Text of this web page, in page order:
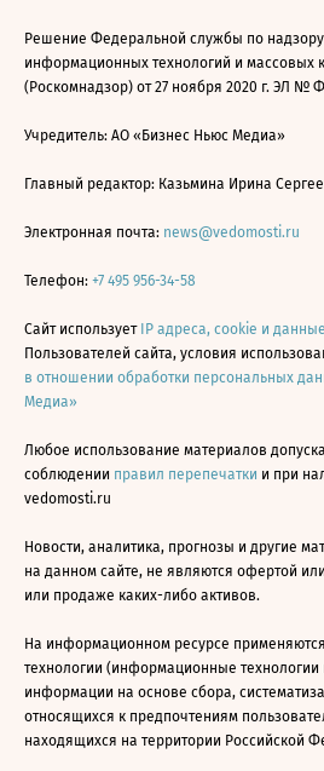
Решение Федеральной службы по
информационных технологий и массовых
(Роскомнадзор) от 27 ноября 2020 г. ЭЛ №
Учредитель: АО «Бизнес Ньюс Медиа»
Главный редактор: Казьмина Ирина
Электронная почта: news@vedomosti.ru
Телефон: +7 495 956-34-58
Сайт использует IP адреса, cookie и
Пользователей сайта, условия
в отношении обработки персональных
Медиа»
Любое использование материалов
соблюдении правил перепечатки и при
vedomosti.ru
Новости, аналитика, прогнозы и другие
на данном сайте, не являются офертой
или продаже каких-либо активов.
На информационном ресурсе
технологии (информационные технологии
информации на основе сбора,
относящихся к предпочтениям
находящихся на территории Российской